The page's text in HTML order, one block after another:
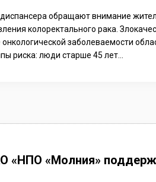
обращают внимание
колоректального рака.
заболеваемости
риска: люди старше 45 лет...
«НПО «Молния»